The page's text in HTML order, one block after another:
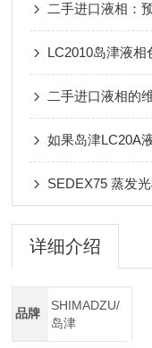
二手进口液相：
LC2010岛津液相
二手进口液相的
如果岛津LC20A
详细介绍
品牌
SHIMADZU/
岛津